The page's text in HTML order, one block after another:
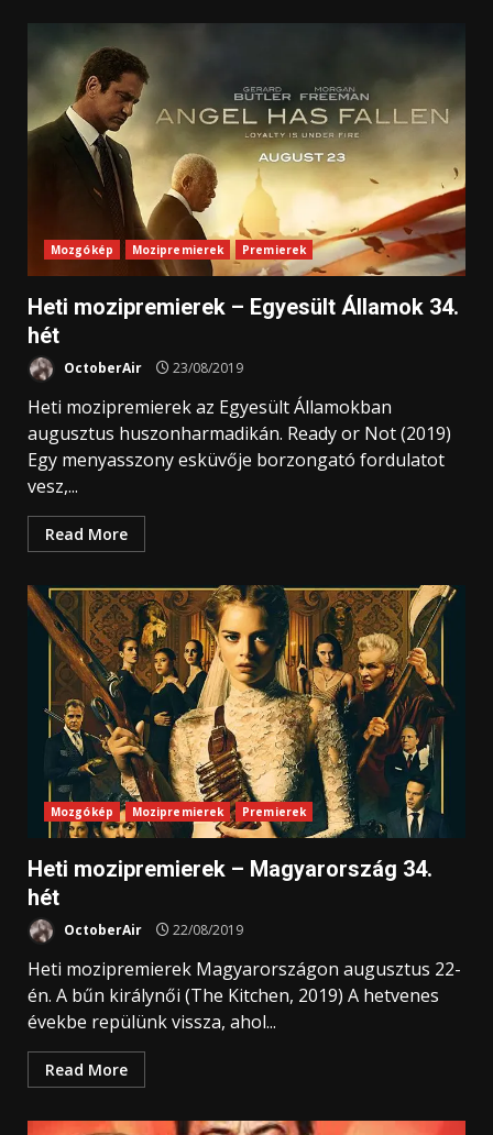
Mozgókép Mozipremierek Premierek
Heti mozipremierek – Egyesült Államok 34.
hét
OctoberAir 23/08/2019
Heti mozipremierek az Egyesült Államokban
augusztus huszonharmadikán. Ready or Not (2019)
Egy menyasszony esküvője borzongató fordulatot
vesz,...
Read More
Mozgókép Mozipremierek Premierek
Heti mozipremierek – Magyarország 34.
hét
OctoberAir 22/08/2019
Heti mozipremierek Magyarországon augusztus 22-
én. A bűn királynői (The Kitchen, 2019) A hetvenes
évekbe repülünk vissza, ahol...
Read More